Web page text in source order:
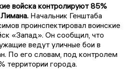
войска контролируют 85%
Начальник Генштаба
проинспектировал воинские
«Запад». Он сообщил, что
ведут уличные бои в
По его словам, под контролем
территории города.